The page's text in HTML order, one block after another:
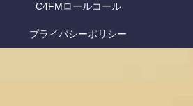
C4FMロールコール
プライバシーポリシー